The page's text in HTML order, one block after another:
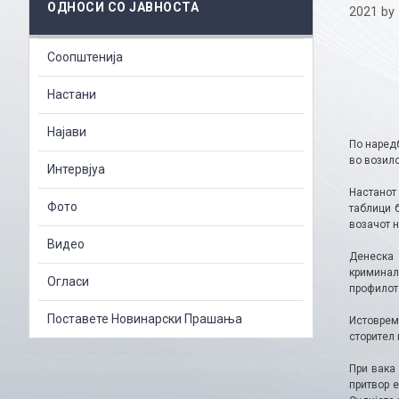
2021 by
По
во
таблици
возачот
Денеска
При вака
притвор
ОДНОСИ СО ЈАВНОСТА
Соопштенија
Настани
Најави
Интервјуа
Фото
Видео
Огласи
Поставете Новинарски Прашања